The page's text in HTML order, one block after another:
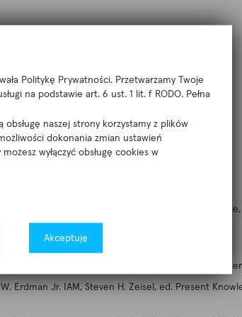
Politykę Prywatności. Przetwarzamy Twoje
na podstawie art. 6 ust. 1 lit. f RODO. Pełna
naszej strony korzystamy z plików
dokonania zmian ustawień
wyłączyć obsługę cookies w
Akceptuję
National Center for Health Statistics; Hyattsville,
2023. Food Nutr Res. 2024 Jan 16;68.
Biological and Environmental Significance.
Erdman Jr. IAM, Steven H. Zeisel, ed. Present